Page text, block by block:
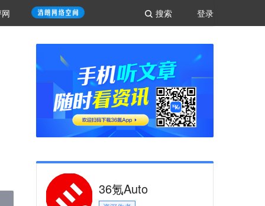
登录
搜索
36氪Auto